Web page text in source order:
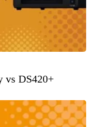
vs DS420+